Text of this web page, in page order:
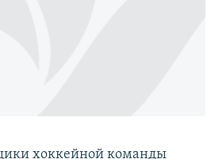
хоккейной команды